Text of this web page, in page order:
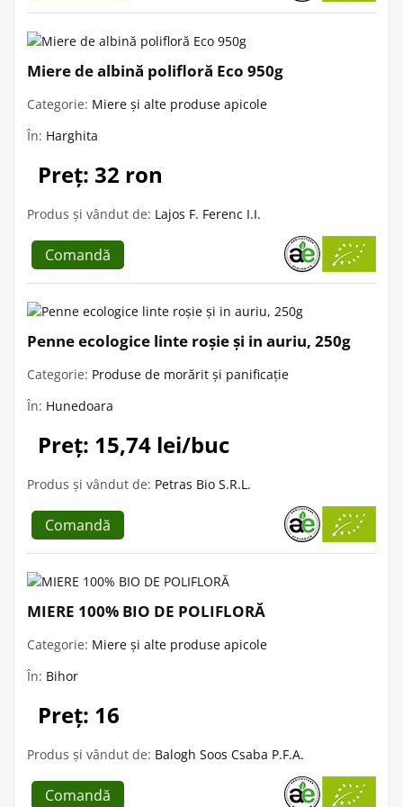
Miere de albină polifloră Eco 950g
Categorie: Miere și alte produse apicole
În: Harghita
Preț: 32 ron
Produs și vândut de: Lajos F. Ferenc I.I.
Comandă
Penne ecologice linte roșie și in auriu, 250g
Categorie: Produse de morărit și panificație
În: Hunedoara
Preț: 15,74 lei/buc
Produs și vândut de: Petras Bio S.R.L.
Comandă
MIERE 100% BIO DE POLIFLORĂ
Categorie: Miere și alte produse apicole
În: Bihor
Preț: 16
Produs și vândut de: Balogh Soos Csaba P.F.A.
Comandă